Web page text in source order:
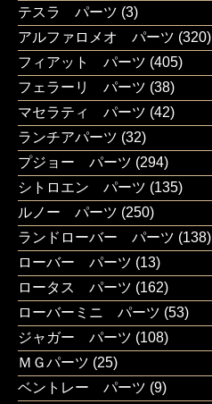
テスラ パーツ (3)
アルファロメオ パーツ (320)
フィアット パーツ (405)
フェラーリ パーツ (38)
マセラティ パーツ (42)
ランチアパーツ (32)
プジョー パーツ (294)
シトロエン パーツ (135)
ルノー パーツ (250)
ランドローバー パーツ (138)
ローバー パーツ (13)
ロータス パーツ (162)
ローバーミニ パーツ (53)
ジャガー パーツ (108)
ＭＧパーツ (25)
ベントレー パーツ (9)